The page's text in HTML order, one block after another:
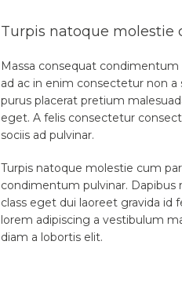
Turpis natoque molestie
Massa consequat
ad ac in enim consectetur non
purus placerat pretium
eget. A felis consectetur
sociis ad pulvinar.
Turpis natoque molestie cum
condimentum pulvinar. Dapibus
class eget dui laoreet gravida id
lorem adipiscing a vestibulum
diam a lobortis elit.